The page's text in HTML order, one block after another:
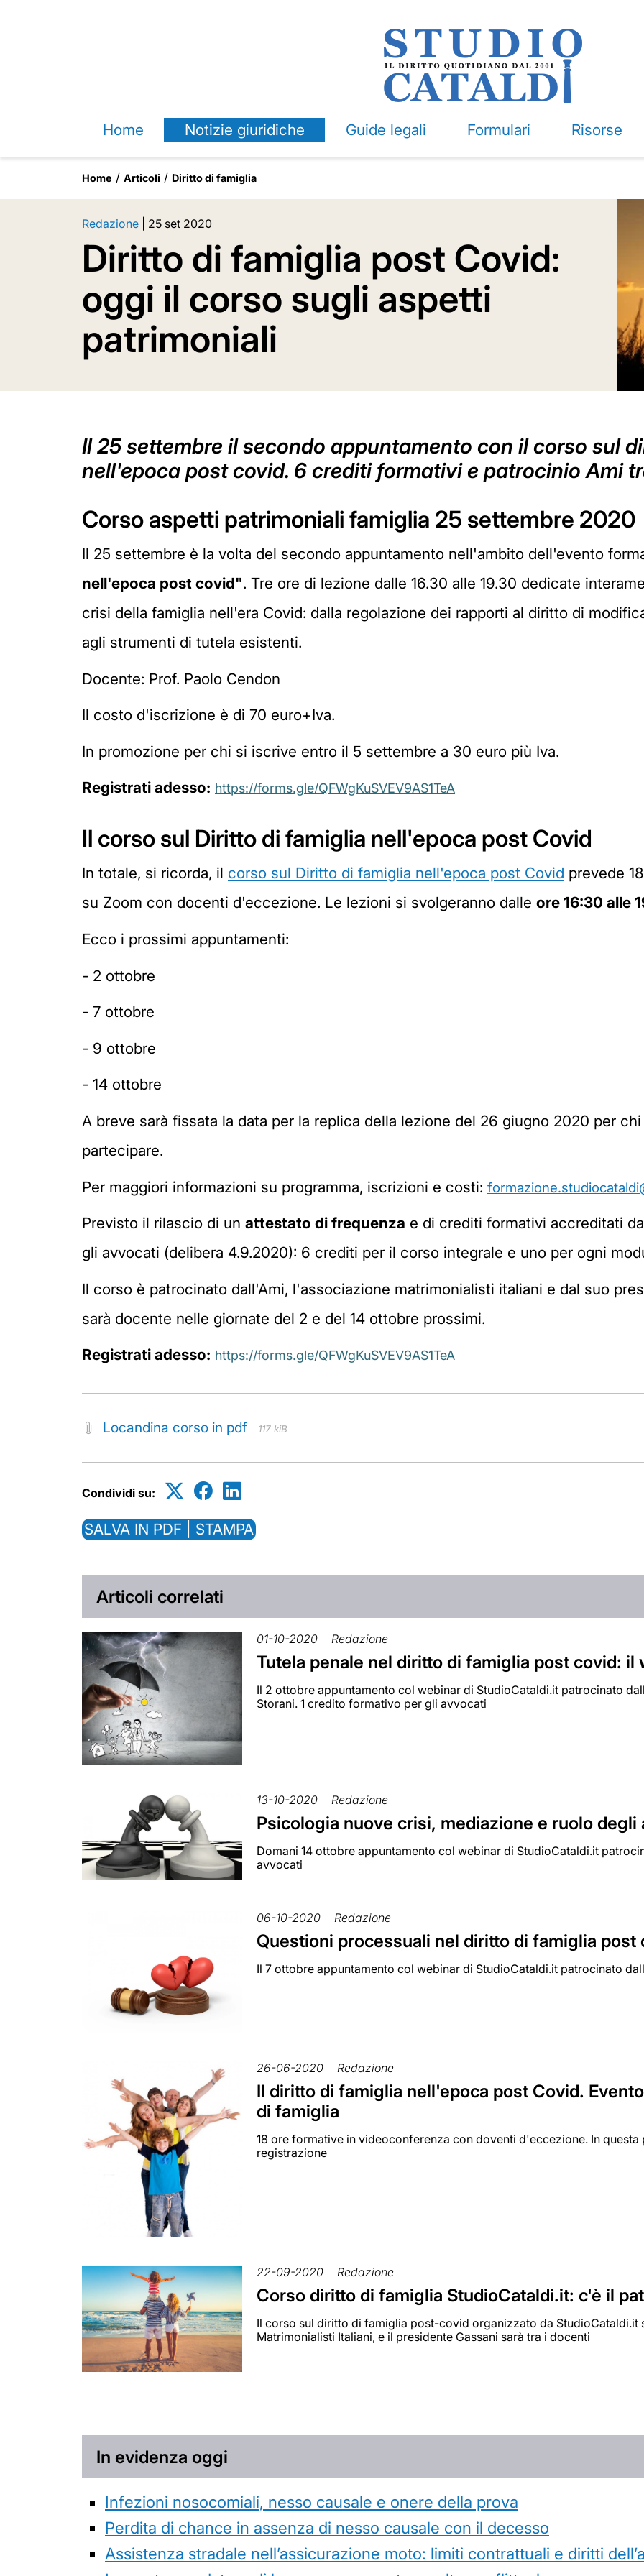
Home Notizie giuridiche Guide legali Formulari Risorse
Home Articoli Diritto di famiglia
Redazione 25 set 2020
Diritto di famiglia post Covid:
oggi il corso sugli aspetti
patrimoniali
Il 25 settembre il secondo appuntamento con il corso sul
nell'epoca post covid. 6 crediti formativi e patrocinio Ami
Corso aspetti patrimoniali famiglia 25 settembre 2020
Il 25 settembre è la volta del secondo appuntamento nell'ambito dell'evento
nell'epoca post covid". Tre ore di lezione dalle 16.30 alle 19.30 dedicate
crisi della famiglia nell'era Covid: dalla regolazione dei rapporti al diritto di
agli strumenti di tutela esistenti.
Docente: Prof. Paolo Cendon
Il costo d'iscrizione è di 70 euro+Iva.
In promozione per chi si iscrive entro il 5 settembre a 30 euro più Iva.
Registrati adesso: https://forms.gle/QFWgKuSVEV9AS1TeA
Il corso sul Diritto di famiglia nell'epoca post Covid
In totale, si ricorda, il corso sul Diritto di famiglia nell'epoca post Covid prevede
su Zoom con docenti d'eccezione. Le lezioni si svolgeranno dalle ore 16:30 alle
Ecco i prossimi appuntamenti:
- 2 ottobre
- 7 ottobre
- 9 ottobre
- 14 ottobre
A breve sarà fissata la data per la replica della lezione del 26 giugno 2020 per
partecipare.
Per maggiori informazioni su programma, iscrizioni e costi:
Previsto il rilascio di un attestato di frequenza e di crediti formativi accreditati
gli avvocati (delibera 4.9.2020): 6 crediti per il corso integrale e uno per ogni
Il corso è patrocinato dall'Ami, l'associazione matrimonialisti italiani e dal suo
sarà docente nelle giornate del 2 e del 14 ottobre prossimi.
Registrati adesso: https://forms.gle/QFWgKuSVEV9AS1TeA
Locandina corso in pdf 117 kiB
Condividi su:
SALVA IN PDF | STAMPA
Articoli correlati
01-10-2020 Redazione
Tutela penale nel diritto di famiglia post covid: il
Il 2 ottobre appuntamento col webinar di StudioCataldi.it patrocinato
Storani. 1 credito formativo per gli avvocati
13-10-2020 Redazione
Psicologia nuove crisi, mediazione e ruolo
Domani 14 ottobre appuntamento col webinar di StudioCataldi.it
avvocati
06-10-2020 Redazione
Questioni processuali nel diritto di famiglia post
Il 7 ottobre appuntamento col webinar di StudioCataldi.it patrocinato
26-06-2020 Redazione
Il diritto di famiglia nell'epoca post Covid.
di famiglia
18 ore formative in videoconferenza con doventi d'eccezione. In
registrazione
22-09-2020 Redazione
Corso diritto di famiglia StudioCataldi.it: c'è il
Il corso sul diritto di famiglia post-covid organizzato da
Matrimonialisti Italiani, e il presidente Gassani sarà tra i docenti
In evidenza oggi
Infezioni nosocomiali, nesso causale e onere della prova
Perdita di chance in assenza di nesso causale con il decesso
Assistenza stradale nell’assicurazione moto: limiti contrattuali e diritti